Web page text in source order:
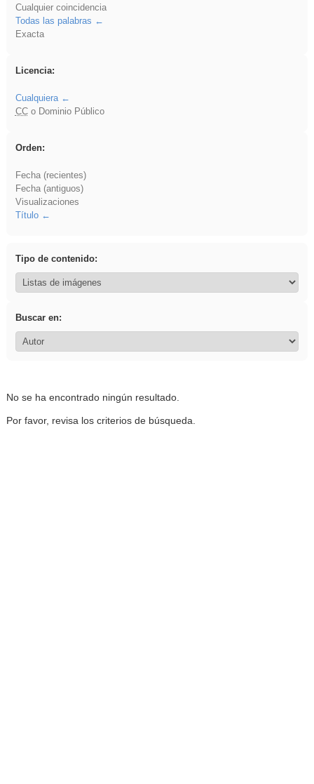
Cualquier coincidencia
Todas las palabras
Exacta
Licencia:
Cualquiera
CCo Dominio Público
Orden:
Fecha (recientes)
Fecha (antiguos)
Visualizaciones
Título
Tipo de contenido:
Buscar en:
No se ha encontrado ningún resultado.
Por favor, revisa los criterios de búsqueda.